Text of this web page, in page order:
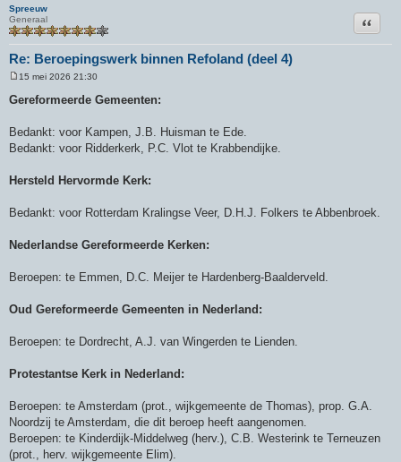
Spreeuw
Generaal
Re: Beroepingswerk binnen Refoland (deel 4)
Citeer
r
h
t
15 mei 2026 21:30
Gereformeerde Gemeenten:
Bedankt: voor Kampen, J.B. Huisman te Ede.
Bedankt: voor Ridderkerk, P.C. Vlot te Krabbendijke.
Hersteld Hervormde Kerk:
Bedankt: voor Rotterdam Kralingse Veer, D.H.J. Folkers te Abbenbroek.
Nederlandse Gereformeerde Kerken:
Beroepen: te Emmen, D.C. Meijer te Hardenberg-Baalderveld.
Oud Gereformeerde Gemeenten in Nederland:
Beroepen: te Dordrecht, A.J. van Wingerden te Lienden.
Protestantse Kerk in Nederland:
Beroepen: te Amsterdam (prot., wijkgemeente de Thomas), prop. G.A.
Noordzij te Amsterdam, die dit beroep heeft aangenomen.
Beroepen: te Kinderdijk-Middelweg (herv.), C.B. Westerink te Terneuzen
(prot., herv. wijkgemeente Elim).